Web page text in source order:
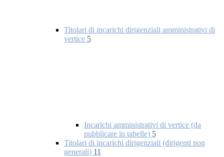
Titolari di incarichi dirigenziali amministrativi di
vertice 5
Incarichi amministrativi di vertice (da
pubblicare in tabelle) 5
Titolari di incarichi dirigenziali (dirigenti non
generali) 11